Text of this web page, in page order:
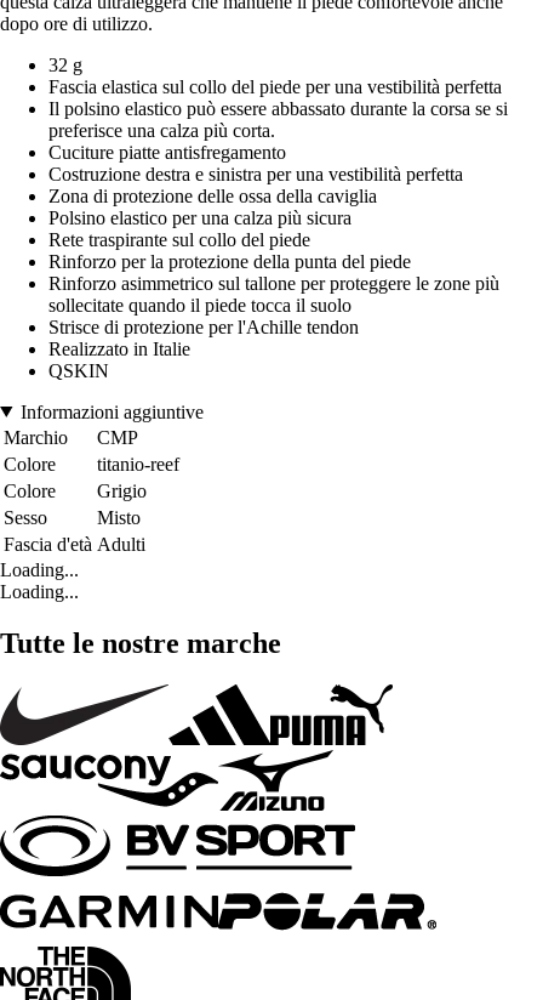
dopo ore di utilizzo.
32 g
Fascia elastica sul collo del piede per una vestibilità perfetta
Il polsino elastico può essere abbassato durante la corsa se si
preferisce una calza più corta.
Cuciture piatte antisfregamento
Costruzione destra e sinistra per una vestibilità perfetta
Zona di protezione delle ossa della caviglia
Polsino elastico per una calza più sicura
Rete traspirante sul collo del piede
Rinforzo per la protezione della punta del piede
Rinforzo asimmetrico sul tallone per proteggere le zone più
sollecitate quando il piede tocca il suolo
Strisce di protezione per l'Achille tendon
Realizzato in Italie
QSKIN
Informazioni aggiuntive
Marchio
CMP
Colore
titanio-reef
Colore
Grigio
Sesso
Misto
Fascia d'età Adulti
Loading...
Loading...
Tutte le nostre marche